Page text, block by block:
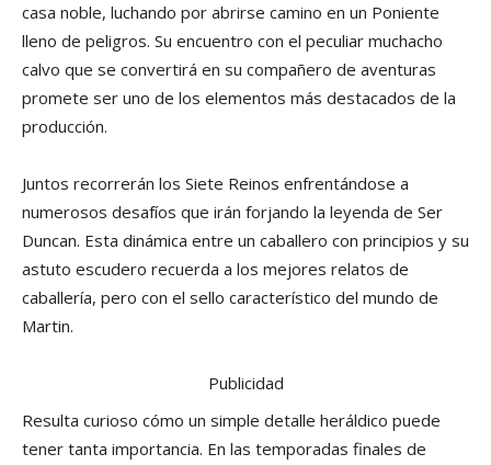
casa noble, luchando por abrirse camino en un Poniente
lleno de peligros. Su encuentro con el peculiar muchacho
calvo que se convertirá en su compañero de aventuras
promete ser uno de los elementos más destacados de la
producción.
Juntos recorrerán los Siete Reinos enfrentándose a
numerosos desafíos que irán forjando la leyenda de Ser
Duncan. Esta dinámica entre un caballero con principios y su
astuto escudero recuerda a los mejores relatos de
caballería, pero con el sello característico del mundo de
Martin.
Publicidad
Resulta curioso cómo un simple detalle heráldico puede
tener tanta importancia. En las temporadas finales de